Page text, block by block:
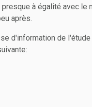
à égalité avec le
après.
d'information de l'étude